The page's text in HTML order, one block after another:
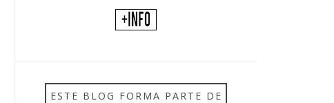
ESTE BLOG FORMA PARTE DE